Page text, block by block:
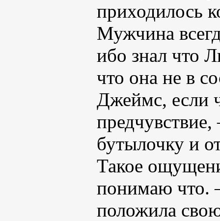
приходилось
Мужчина
ибо знал что
что она не в
Джеймс, если
бутылочку и
Такое
понимаю
положила